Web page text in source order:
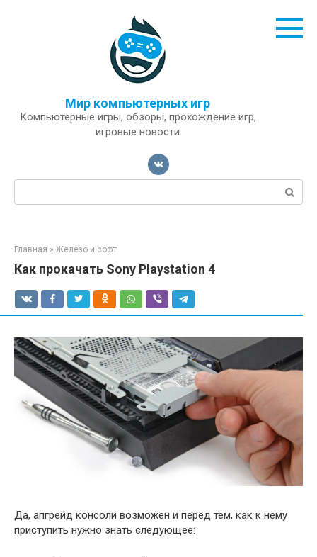
Мир компьютерных игр
Компьютерные игры, обзоры, прохождение игр,
игровые новости
Поиск:
Главная » Железо и софт
Как прокачать Sony Playstation 4
Да, апгрейд консоли возможен и перед тем, как к нему
приступить нужно знать следующее: